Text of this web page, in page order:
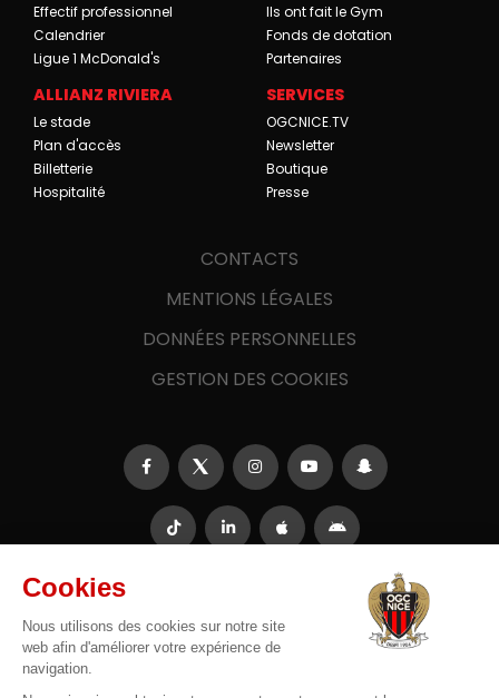
Effectif professionnel
Calendrier
Ligue 1 McDonald's
Ils ont fait le Gym
Fonds de dotation
Partenaires
ALLIANZ RIVIERA
Le stade
Plan d'accès
Billetterie
Hospitalité
SERVICES
OGCNICE.TV
Newsletter
Boutique
Presse
CONTACTS
MENTIONS LÉGALES
DONNÉES PERSONNELLES
GESTION DES COOKIES